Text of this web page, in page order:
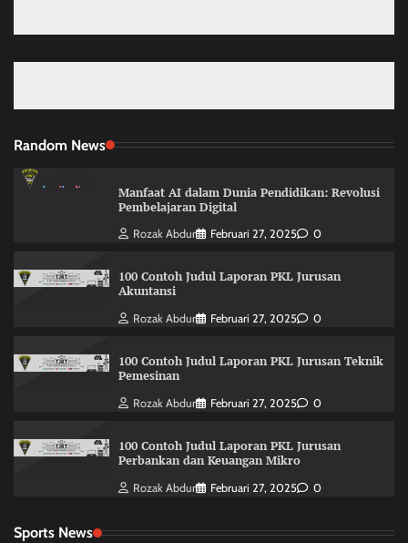
Random News
Manfaat AI dalam Dunia Pendidikan: Revolusi
Pembelajaran Digital
Rozak Abdur Februari 27, 2025 0
100 Contoh Judul Laporan PKL Jurusan
Akuntansi
Rozak Abdur Februari 27, 2025 0
100 Contoh Judul Laporan PKL Jurusan Teknik
Pemesinan
Rozak Abdur Februari 27, 2025 0
100 Contoh Judul Laporan PKL Jurusan
Perbankan dan Keuangan Mikro
Rozak Abdur Februari 27, 2025 0
Sports News